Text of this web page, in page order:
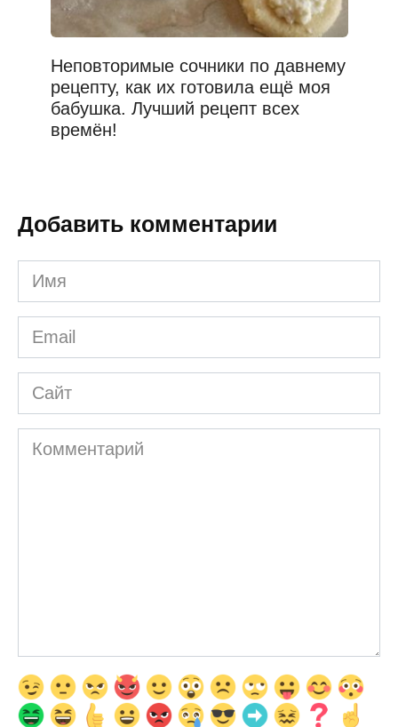
Неповторимые сочники по давнему
рецепту, как их готовила ещё моя
бабушка. Лучший рецепт всех
времён!
Добавить комментарии
Имя
*
Email
*
Сайт
Комментарий